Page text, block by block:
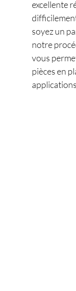
excellente
soyez un
notre
vous
pièces en